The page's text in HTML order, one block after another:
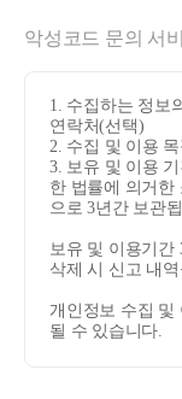
악성코드 문의 서
1. 수집하는 정보
연락처(선택)
2. 수집 및 이용
3. 보유 및 이용
한 법률에 의거한
으로 3년간 보관
보유 및 이용기간
삭제 시 신고 내
개인정보 수집 및
될 수 있습니다.